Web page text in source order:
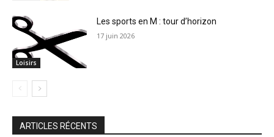
Loisirs
Les sports en M : tour d’horizon
17 juin 2026
ARTICLES RÉCENTS